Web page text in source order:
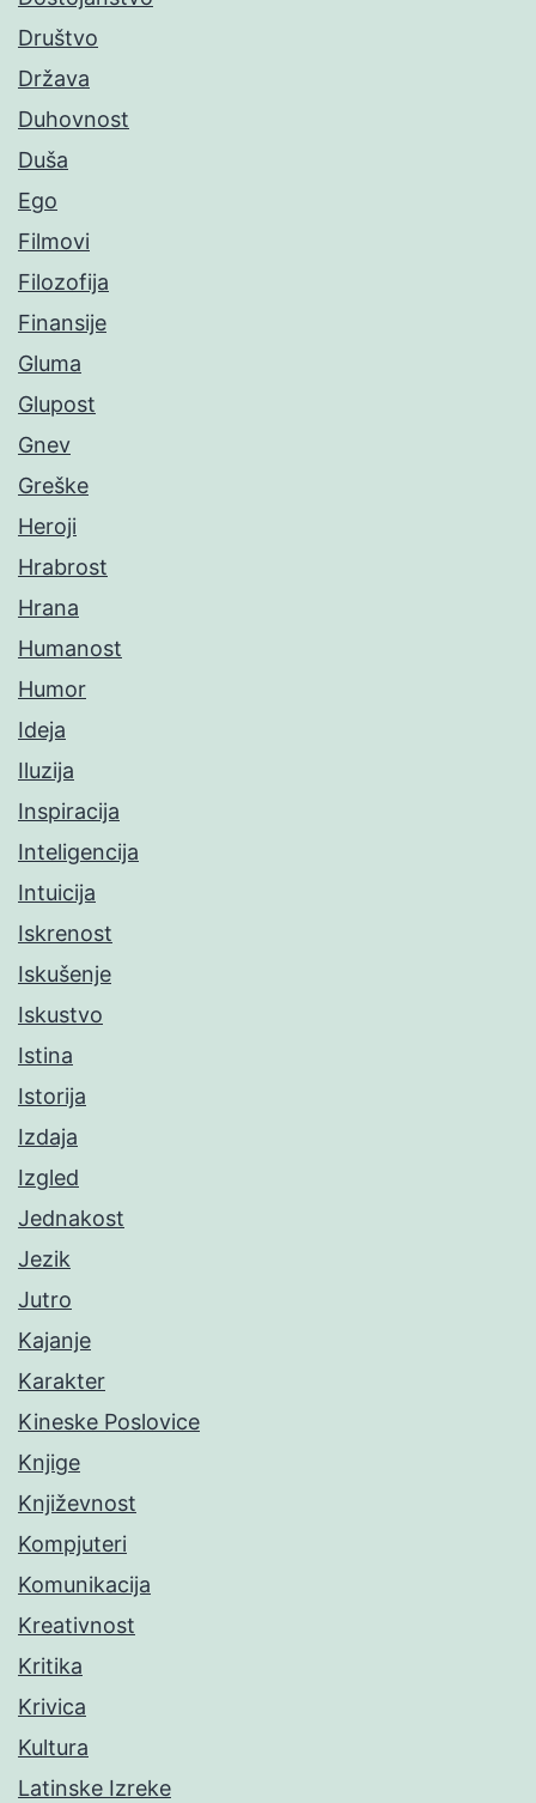
Društvo
Država
Duhovnost
Duša
Ego
Filmovi
Filozofija
Finansije
Gluma
Glupost
Gnev
Greške
Heroji
Hrabrost
Hrana
Humanost
Humor
Ideja
Iluzija
Inspiracija
Inteligencija
Intuicija
Iskrenost
Iskušenje
Iskustvo
Istina
Istorija
Izdaja
Izgled
Jednakost
Jezik
Jutro
Kajanje
Karakter
Kineske Poslovice
Knjige
Književnost
Kompjuteri
Komunikacija
Kreativnost
Kritika
Krivica
Kultura
Latinske Izreke